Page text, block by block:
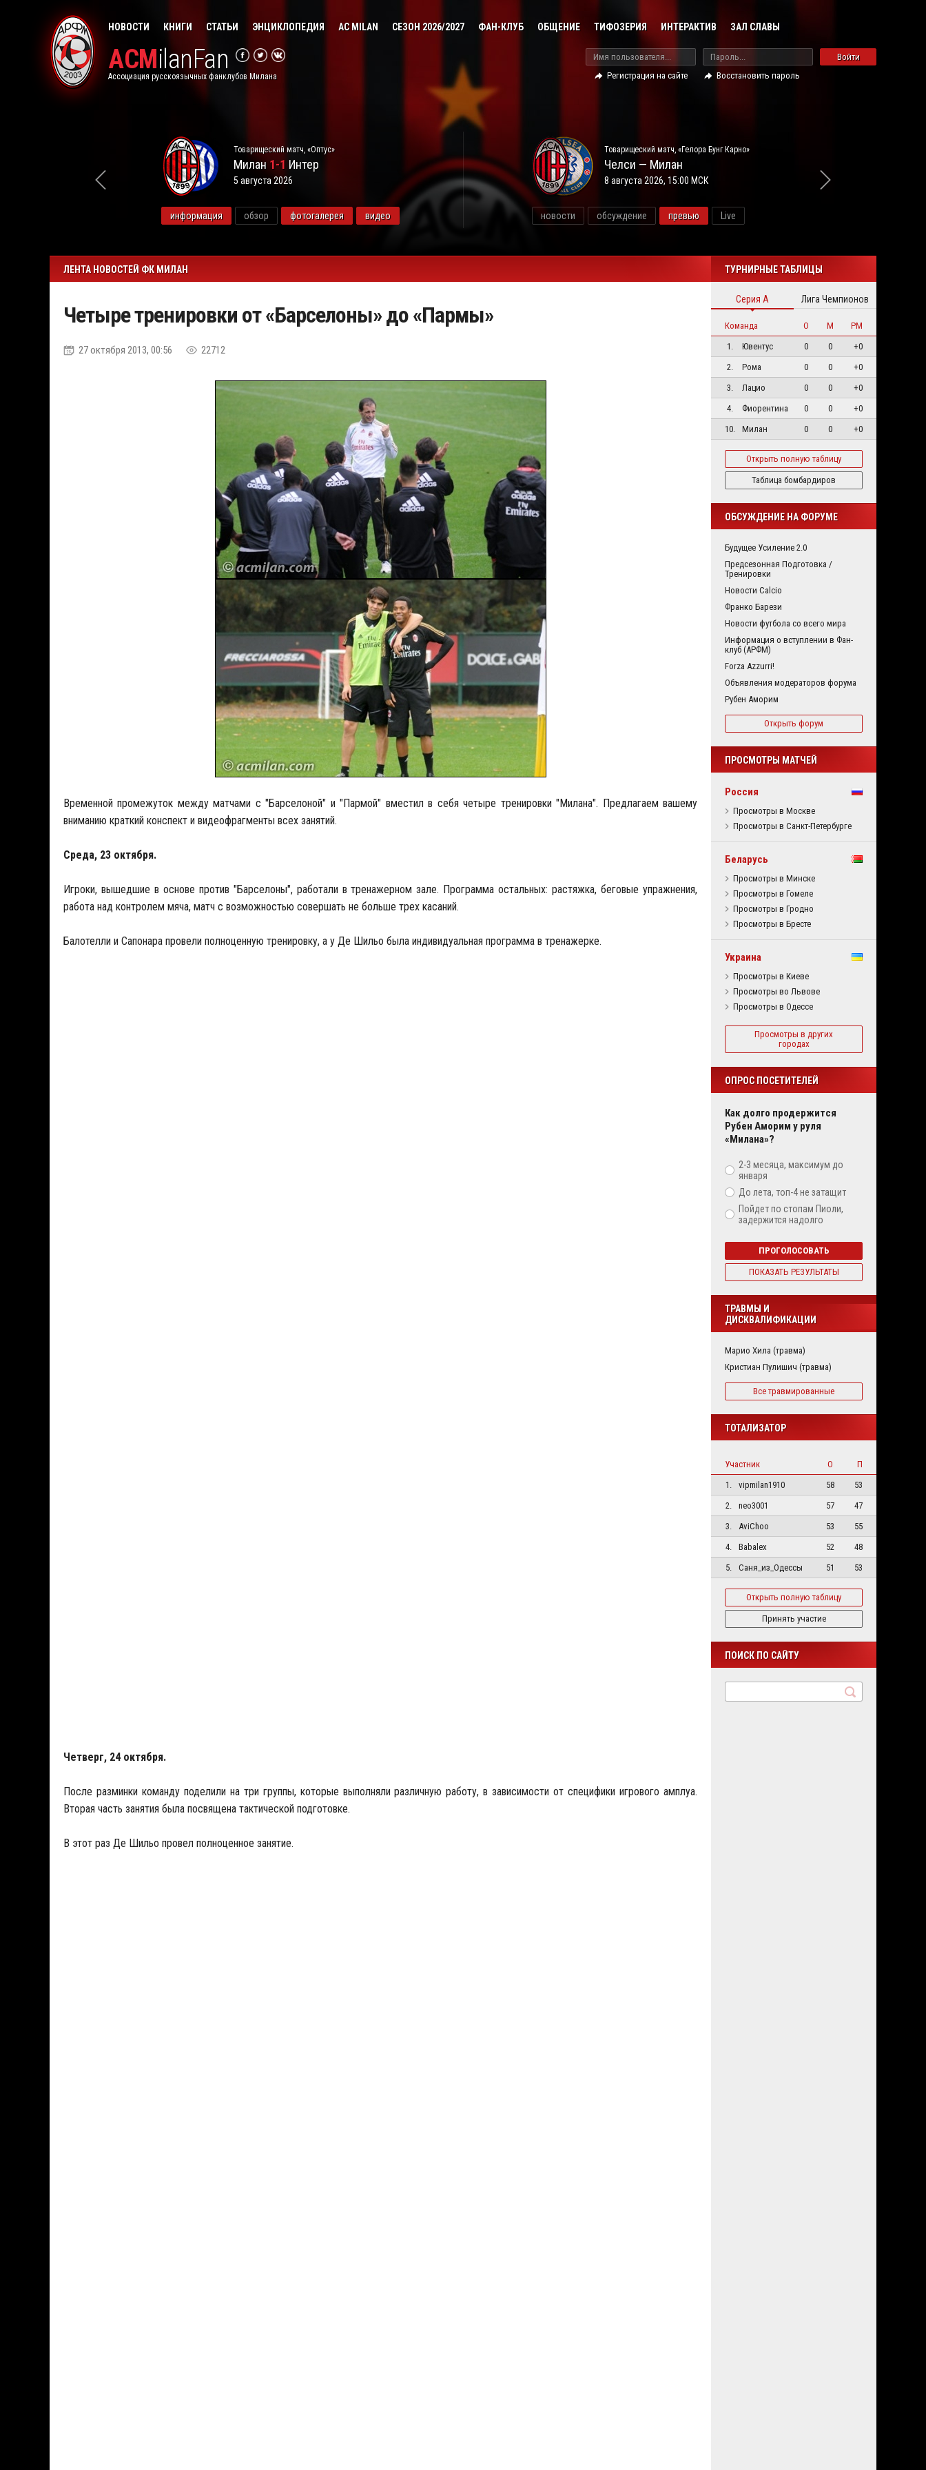
НОВОСТИ КНИГИ СТАТЬИ ЭНЦИКЛОПЕДИЯ AC MILAN СЕЗОН 2026/2027 ФАН-КЛУБ ОБЩЕНИЕ ТИФОЗЕРИЯ ИНТЕРАКТИВ ЗАЛ СЛАВЫ
ACMilanFan
Ассоциация русскоязычных фанклубов Милана
Войти
Регистрация на сайте
Восстановить пароль
Товарищеский матч, «Оптус»
Милан 1-1 Интер
5 августа 2026
информация обзор фотогалерея видео
Товарищеский матч, «Гелора Бунг Карно»
Челси — Милан
8 августа 2026, 15:00 МСК
новости обсуждение превью Live
ЛЕНТА НОВОСТЕЙ ФК МИЛАН
Четыре тренировки от «Барселоны» до «Пармы»
27 октября 2013, 00:56 22712
Временной промежуток между матчами с "Барселоной" и "Пармой" вместил в себя четыре тренировки "Милана". Предлагаем вашему
вниманию краткий конспект и видеофрагменты всех занятий.
Среда, 23 октября.
Игроки, вышедшие в основе против "Барселоны", работали в тренажерном зале. Программа остальных: растяжка, беговые упражнения,
работа над контролем мяча, матч с возможностью совершать не больше трех касаний.
Балотелли и Сапонара провели полноценную тренировку, а у Де Шильо была индивидуальная программа в тренажерке.
Четверг, 24 октября.
После разминки команду поделили на три группы, которые выполняли различную работу, в зависимости от специфики игрового амплуа.
Вторая часть занятия была посвящена тактической подготовке.
В этот раз Де Шильо провел полноценное занятие.
ТУРНИРНЫЕ ТАБЛИЦЫ
Серия А Лига Чемпионов
Команда О М
РМ
1.
Ювентус 0 0
+0
2.
Рома 0 0
+0
3.
Лацио 0 0
+0
4.
Фиорентина 0 0
+0
10.
Милан 0 0 +0
Открыть полную таблицу
Таблица бомбардиров
ОБСУЖДЕНИЕ НА ФОРУМЕ
Будущее Усиление 2.0
Предсезонная Подготовка /
Тренировки
Новости Calcio
Франко Барези
Новости футбола со всего мира
Информация о вступлении в Фан-
клуб (АРФМ)
Forza Azzurri!
Объявления модераторов форума
Рубен Аморим
Открыть форум
ПРОСМОТРЫ МАТЧЕЙ
Россия
Просмотры в Москве
Просмотры в Санкт-Петербурге
Беларусь
Просмотры в Минске
Просмотры в Гомеле
Просмотры в Гродно
Просмотры в Бресте
Украина
Просмотры в Киеве
Просмотры во Львове
Просмотры в Одессе
Просмотры в других
городах
ОПРОС ПОСЕТИТЕЛЕЙ
Как долго продержится
Рубен Аморим у руля
«Милана»?
2-3 месяца, максимум до
января
До лета, топ-4 не затащит
Пойдет по стопам Пиоли,
задержится надолго
ПРОГОЛОСОВАТЬ
ПОКАЗАТЬ РЕЗУЛЬТАТЫ
ТРАВМЫ И
ДИСКВАЛИФИКАЦИИ
Марио Хила (травма)
Кристиан Пулишич (травма)
Все травмированные
ТОТАЛИЗАТОР
Участник О
П
1.
vipmilan1910 58
53
2.
neo3001 57
47
3.
AviChoo 53
55
4.
Babalex 52
48
5.
Саня_из_Одессы 51 53
Открыть полную таблицу
Принять участие
ПОИСК ПО САЙТУ